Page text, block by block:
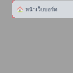
หน้าเว็บบอร์ด